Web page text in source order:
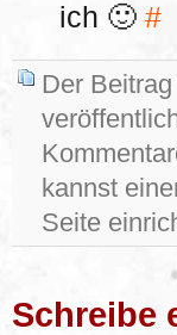
ich 🙂 #
Der
kannst
Seite
Schreibe